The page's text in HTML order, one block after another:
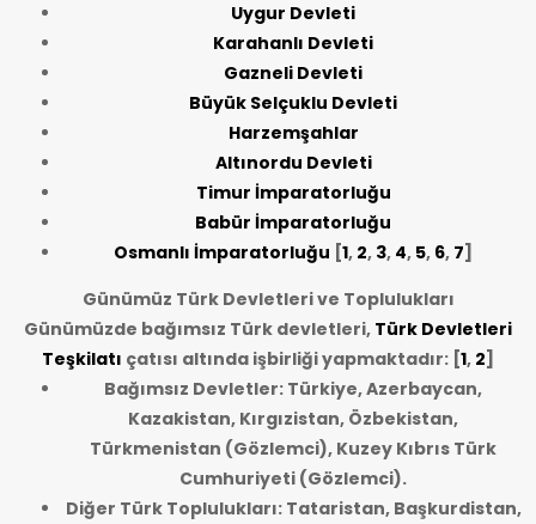
Uygur Devleti
Karahanlı Devleti
Gazneli Devleti
Büyük Selçuklu Devleti
Harzemşahlar
Altınordu Devleti
Timur İmparatorluğu
Babür İmparatorluğu
Osmanlı İmparatorluğu [1, 2, 3, 4, 5, 6, 7]
Günümüz Türk Devletleri ve Toplulukları
Günümüzde bağımsız Türk devletleri, Türk Devletleri
Teşkilatı çatısı altında işbirliği yapmaktadır: [1, 2]
Bağımsız Devletler: Türkiye, Azerbaycan,
Kazakistan, Kırgızistan, Özbekistan,
Türkmenistan (Gözlemci), Kuzey Kıbrıs Türk
Cumhuriyeti (Gözlemci).
Diğer Türk Toplulukları: Tataristan, Başkurdistan,